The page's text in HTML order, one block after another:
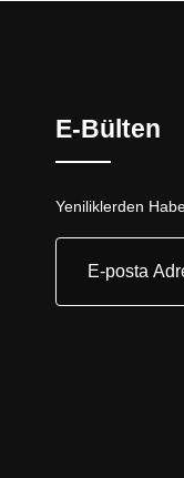
E-Bülten
Yeniliklerden